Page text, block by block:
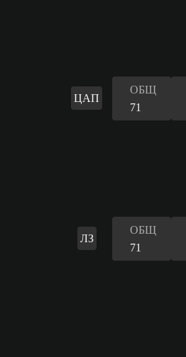
ЦАП
ОБЩ
71
ЛЗ
ОБЩ
71